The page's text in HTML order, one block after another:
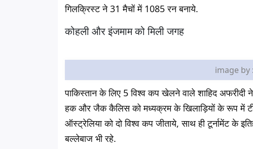
गिलक्रिस्ट ने 31 मैचों में 1085 रन बनाये.
कोहली और इंजमाम को मिली जगह
image by
पाकिस्तान के लिए 5 विश्व कप खेलने वाले शाहिद अफरीदी
हक और जैक कैलिस को मध्यक्रम के खिलाड़ियों के रूप में टीम
ऑस्ट्रेलिया को दो विश्व कप जीताये, साथ ही टूर्नामेंट के
बल्लेबाज भी रहे.